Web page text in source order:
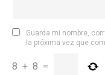
Guarda mi nombre,
la próxima vez que
8 + 8 =